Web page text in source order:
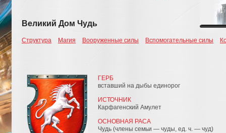
Великий Дом Чудь
Структура Магия Вооруженные силы Вспомогательные силы
ГЕРБ
вставший на дыбы единорог
ИСТОЧНИК
Карфагенский Амулет
ОСНОВНАЯ РАСА
Чудь (члены семьи — чуды, ед. ч. — чуд)